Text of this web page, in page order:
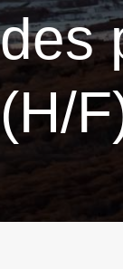
des
(H/